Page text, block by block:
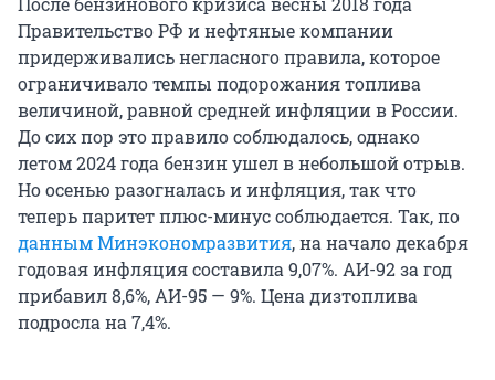
Правительство РФ и нефтяные компании
придерживались негласного правила, которое
ограничивало темпы подорожания топлива
величиной, равной средней инфляции в России.
До сих пор это правило соблюдалось, однако
летом 2024 года бензин ушел в небольшой отрыв.
Но осенью разогналась и инфляция, так что
теперь паритет плюс-минус соблюдается. Так, по
данным Минэкономразвития, на начало декабря
годовая инфляция составила 9,07%. АИ-92 за год
прибавил 8,6%, АИ-95 — 9%. Цена дизтоплива
подросла на 7,4%.